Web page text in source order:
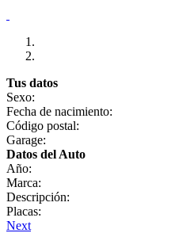
Tus datos
Sexo:
Fecha de nacimiento:
Código postal:
Garage:
Datos del Auto
Año:
Marca:
Descripción:
Placas:
Next